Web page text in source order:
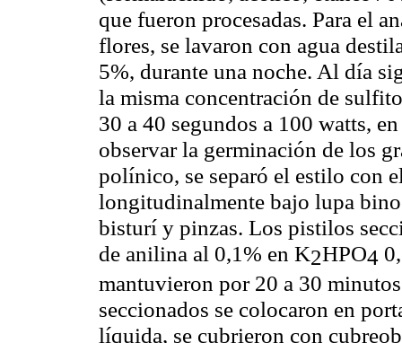
que fueron procesadas. Para el
flores, se lavaron con agua
5%, durante una noche. Al día
la misma concentración de
30 a 40 segundos a 100 watts,
observar la germinación de los
polínico, se separó el estilo con
longitudinalmente bajo lupa
bisturí y pinzas. Los pistilos
de anilina al 0,1% en K2HPO4
mantuvieron por 20 a 30
seccionados se colocaron en
líquida, se cubrieron con